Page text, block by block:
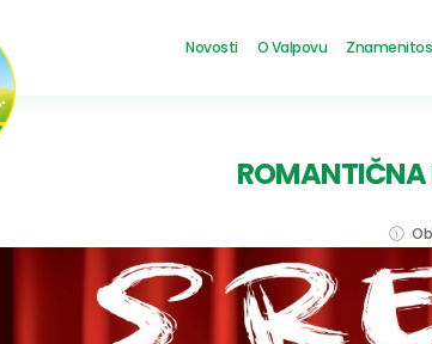
Novosti O Valpovu
ROMANTIČNA